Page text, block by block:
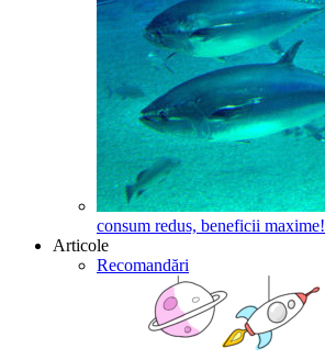
consum redus, beneficii maxime!
Articole
Recomandări